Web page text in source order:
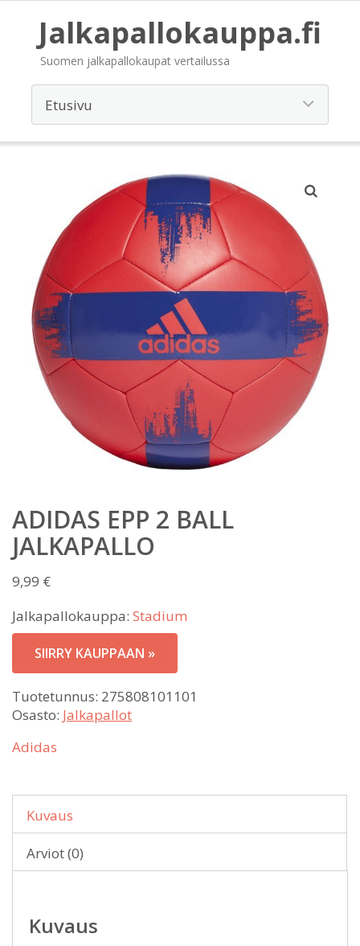
Jalkapallokauppa.fi
Suomen jalkapallokaupat vertailussa
ADIDAS EPP 2 BALL
JALKAPALLO
9,99 €
Jalkapallokauppa: Stadium
SIIRRY KAUPPAAN »
Tuotetunnus: 275808101101
Osasto: Jalkapallot
Adidas
Kuvaus
Arviot (0)
Kuvaus